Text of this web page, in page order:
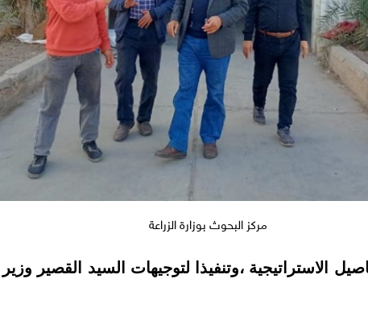
مركز البحوث بوزارة الزراعة
الاستراتيجية ،وتنفيذا لتوجيهات السيد القصير